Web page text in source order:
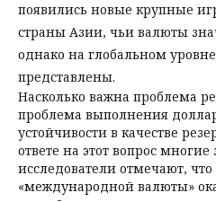
появились новые крупные
страны Азии, чьи валюты
однако на глобальном
представлены.
Насколько важна проблема
проблема выполнения
устойчивости в качестве
ответе на этот вопрос
исследователи отмечают, что
«международной валюты»